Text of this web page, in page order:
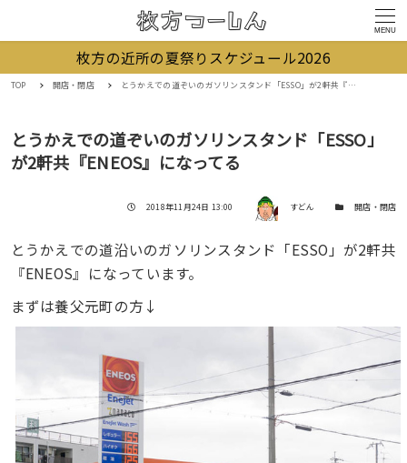
MENU
枚方の近所の夏祭りスケジュール2026
TOP 開店・閉店 とうかえでの道ぞいのガソリンスタンド「ESSO」が2軒共『ENEOS』になってる
とうかえでの道ぞいのガソリンスタンド「ESSO」
が2軒共『ENEOS』になってる
投稿日
2018年11月24日 13:00 著者 すどん カテゴリー開店・閉店
とうかえでの道沿いのガソリンスタンド「ESSO」が2軒共
『ENEOS』になっています。
まずは養父元町の方↓